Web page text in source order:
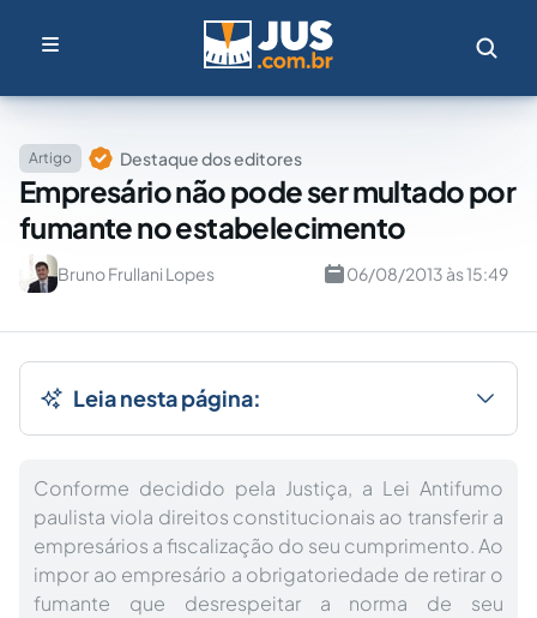
Artigo Destaque dos editores
Empresário não pode ser multado por
fumante no estabelecimento
Bruno Frullani Lopes 06/08/2013 às 15:49
Leia nesta página:
Conforme decidido pela Justiça, a Lei Antifumo
paulista viola direitos constitucionais ao transferir a
empresários a fiscalização do seu cumprimento. Ao
impor ao empresário a obrigatoriedade de retirar o
fumante que desrespeitar a norma de seu